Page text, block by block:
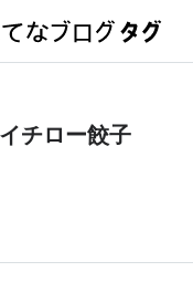
イチロー餃子